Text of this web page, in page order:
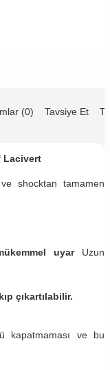
(0) Tavsiye Et
Lacivert
shocktan tamamen
uyar Uzun
çıkartılabilir.
kapatmaması ve bu